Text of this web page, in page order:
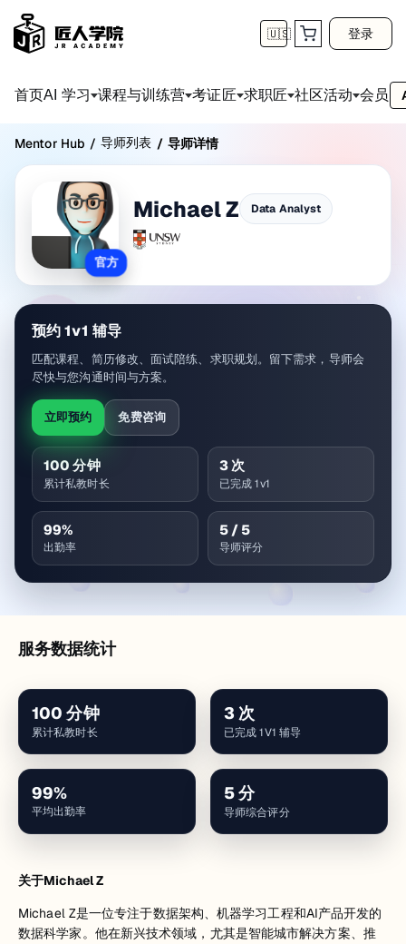
🇺🇸 登录
首页AI 学习 课程与训练营 考证匠 求职匠 社区活动 会员
Mentor Hub / 导师列表 / 导师详情
官方
Michael Z Data Analyst
预约 1v1 辅导
匹配课程、简历修改、面试陪练、求职规划。留下需求，导师会
尽快与您沟通时间与方案。
立即预约 免费咨询
100 分钟
累计私教时长
3次
已完成 1v1
99%
出勤率
5 / 5
导师评分
关于Michael Z
Michael Z是一位专注于数据架构、机器学习工程和AI产品开发的
数据科学家。他在新兴技术领域，尤其是智能城市解决方案、推
服务数据统计
100 分钟
累计私教时长
3 次
已完成 1V1 辅导
99%
平均出勤率
5分
导师综合评分